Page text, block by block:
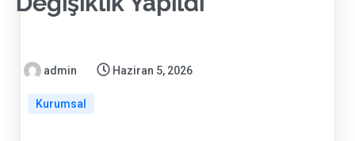
admin Haziran 5, 2026
Kurumsal